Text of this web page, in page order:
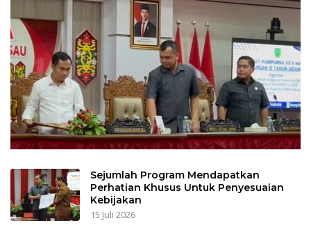
Sejumlah Program Mendapatkan
Perhatian Khusus Untuk Penyesuaian
Kebijakan
15 Juli 2026